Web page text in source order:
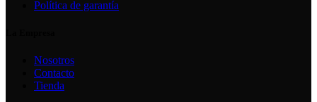
Política de garantía
Nosotros
Contacto
Tienda